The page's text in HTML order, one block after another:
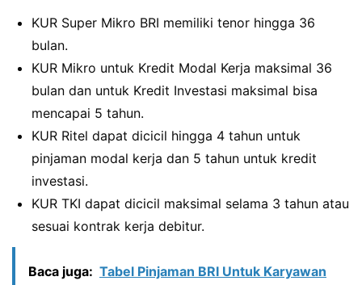
KUR Super Mikro BRI memiliki tenor hingga 36
bulan.
KUR Mikro untuk Kredit Modal Kerja maksimal 36
bulan dan untuk Kredit Investasi maksimal bisa
mencapai 5 tahun.
KUR Ritel dapat dicicil hingga 4 tahun untuk
pinjaman modal kerja dan 5 tahun untuk kredit
investasi.
KUR TKI dapat dicicil maksimal selama 3 tahun atau
sesuai kontrak kerja debitur.
Baca juga: Tabel Pinjaman BRI Untuk Karyawan